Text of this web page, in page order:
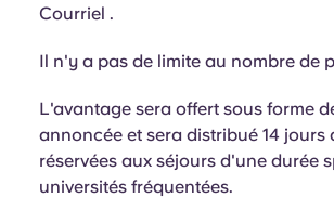
Courriel .
Il n'y a pas de limite au nombre de
L'avantage sera offert sous forme
annoncée et sera distribué 14
réservées aux séjours d'une durée
universités fréquentées.